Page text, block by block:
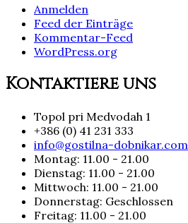
Anmelden
Feed der Einträge
Kommentar-Feed
WordPress.org
Kontaktiere uns
Topol pri Medvodah 1
+386 (0) 41 231 333
info@gostilna-dobnikar.com
Montag: 11.00 - 21.00
Dienstag: 11.00 - 21.00
Mittwoch: 11.00 - 21.00
Donnerstag: Geschlossen
Freitag: 11.00 - 21.00